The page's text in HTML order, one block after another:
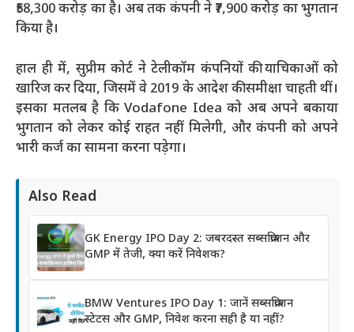
₹58,300 करोड़ का है। अब तक कंपनी ने ₹7,900 करोड़ का भुगतान
किया है।
हाल ही में, सुप्रीम कोर्ट ने टेलीकॉम कंपनियों की याचिकाओं को
खारिज कर दिया, जिसमें वे 2019 के आदेश की समीक्षा चाहती थीं।
इसका मतलब है कि Vodafone Idea को अब अपने बकाया
भुगतान को लेकर कोई राहत नहीं मिलेगी, और कंपनी को अपने
भारी कर्ज का सामना करना पड़ेगा।
Also Read
GK Energy IPO Day 2: जबरदस्त सब्सक्रिप्शन और
GMP में तेजी, क्या करें निवेशक?
BMW Ventures IPO Day 1: जानें सब्सक्रिप्शन
स्टेटस और GMP, निवेश करना सही है या नहीं?